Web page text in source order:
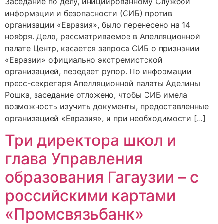
информации и безопасности (СИБ) против
организации «Евразия», было перенесено на 14
ноября. Дело, рассматриваемое в Апелляционной
палате Центр, касается запроса СИБ о признании
«Евразии» официально экстремистской
организацией, передает рупор. По информации
пресс-секретаря Апелляционной палаты Аделины
Рошка, заседание отложено, чтобы СИБ имела
возможность изучить документы, предоставленные
организацией «Евразия», и при необходимости […]
Три директора школ и
глава Управления
образования Гагаузии – с
российскими картами
«Промсвязьбанк»